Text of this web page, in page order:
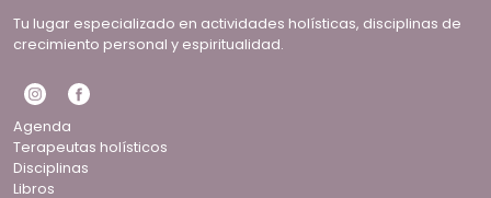
Tu lugar especializado en actividades holísticas, disciplinas de
crecimiento personal y espiritualidad.
Agenda
Terapeutas holísticos
Disciplinas
Libros